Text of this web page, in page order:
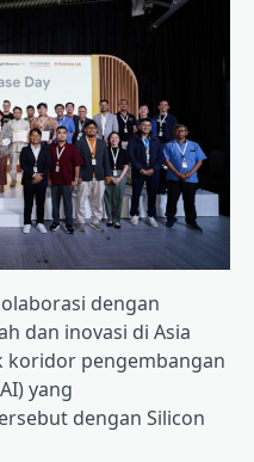
dengan
dan inovasi di Asia
koridor pengembangan
yang
dengan Silicon